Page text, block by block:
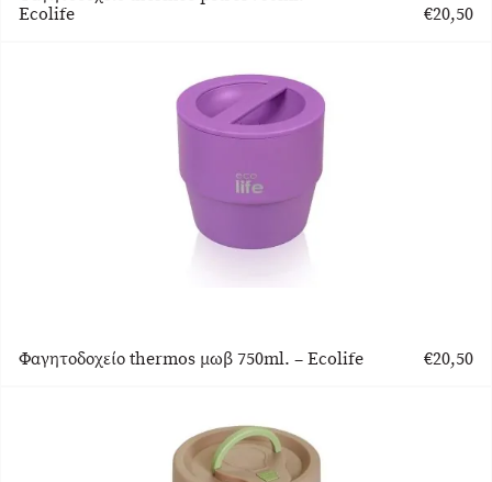
Ecolife
€20,50
Φαγητοδοχείο thermos μωβ 750ml. – Ecolife €20,50